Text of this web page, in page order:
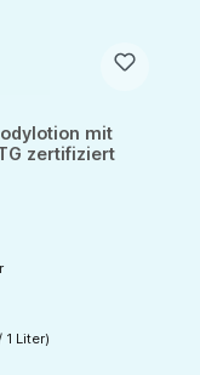
mit
zertifiziert
1 Liter)